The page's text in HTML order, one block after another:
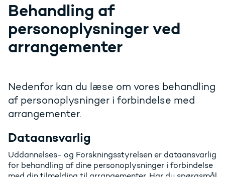
Behandling af
personoplysninger ved
arrangementer
Nedenfor kan du læse om vores behandling
af personoplysninger i forbindelse med
arrangementer.
Dataansvarlig
Uddannelses- og Forskningsstyrelsen er dataansvarlig
for behandling af dine personoplysninger i forbindelse